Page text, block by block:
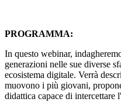
PROGRAMMA:
In questo webinar,
generazioni nelle sue diverse
ecosistema digitale. Verrà
muovono i più giovani,
didattica capace di intercettare